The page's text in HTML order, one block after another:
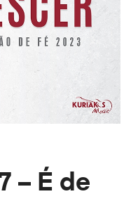
– É de